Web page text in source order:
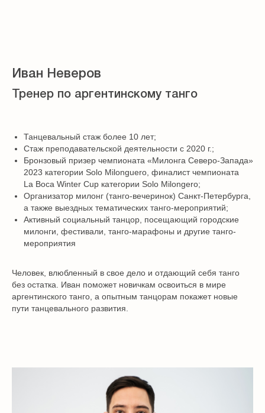
Иван Неверов
Тренер по аргентинскому танго
Танцевальный стаж более 10 лет;
Стаж преподавательской деятельности с 2020 г.;
Бронзовый призер чемпионата «Милонга Северо-Запада»
2023 категории Solo Milonguero, финалист чемпионата
La Boca Winter Cup категории Solo Milongero;
Организатор милонг (танго-вечеринок) Санкт-Петербурга,
а также выездных тематических танго-мероприятий;
Активный социальный танцор, посещающий городские
милонги, фестивали, танго-марафоны и другие танго-
мероприятия
Человек, влюбленный в свое дело и отдающий себя танго
без остатка. Иван поможет новичкам освоиться в мире
аргентинского танго, а опытным танцорам покажет новые
пути танцевального развития.